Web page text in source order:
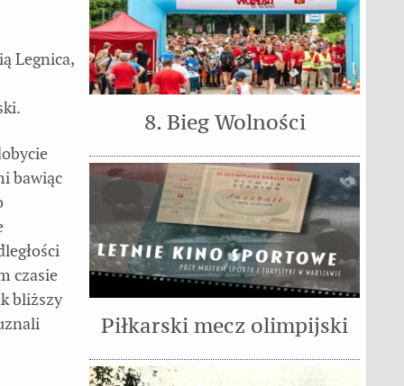
Legnica,
bawiąc
czasie
bliższy
8. Bieg Wolności
Piłkarski mecz olimpijski